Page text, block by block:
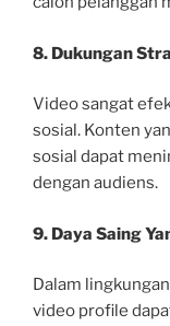
8. Dukungan
Video sangat
sosial. Konten
sosial dapat
dengan audiens.
9. Daya Saing
Dalam
video profile